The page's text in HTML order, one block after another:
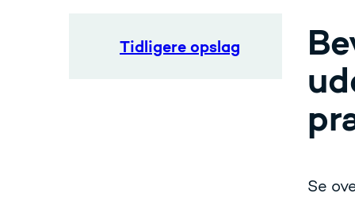
Tidligere opslag
Se